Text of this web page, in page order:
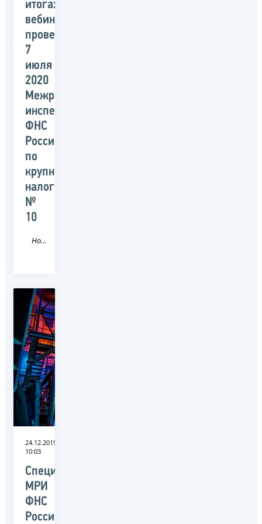
итогах
вебинара,
проведённого
7
июля
2020
Межрайонной
инспекцией
ФНС
России
по
крупнейшим
налогоплательщикам
№
10
Новость
24.12.2019
10:03
Специалисты
МРИ
ФНС
России